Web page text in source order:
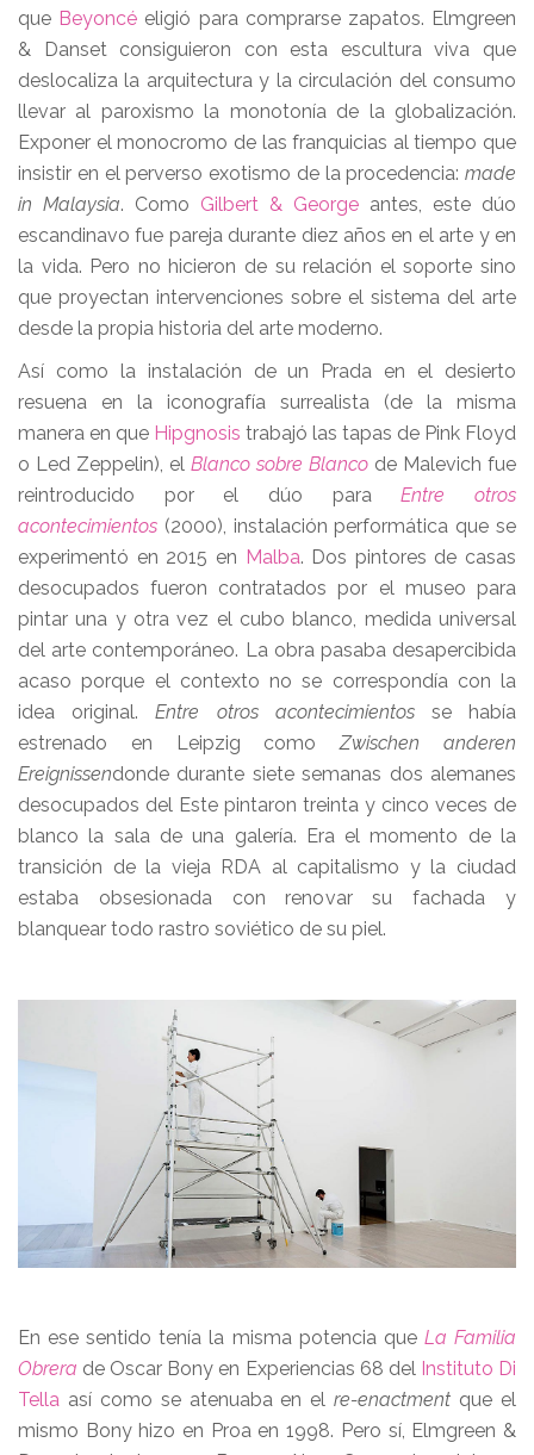
que Beyoncé eligió para comprarse zapatos. Elmgreen
& Danset consiguieron con esta escultura viva que
deslocaliza la arquitectura y la circulación del consumo
llevar al paroxismo la monotonía de la globalización.
Exponer el monocromo de las franquicias al tiempo que
insistir en el perverso exotismo de la procedencia: made
in Malaysia. Como Gilbert & George antes, este dúo
escandinavo fue pareja durante diez años en el arte y en
la vida. Pero no hicieron de su relación el soporte sino
que proyectan intervenciones sobre el sistema del arte
desde la propia historia del arte moderno.
Así como la instalación de un Prada en el desierto
resuena en la iconografía surrealista (de la misma
manera en que Hipgnosis trabajó las tapas de Pink Floyd
o Led Zeppelin), el Blanco sobre Blanco de Malevich fue
reintroducido por el dúo paraEntre otros
acontecimientos (2000), instalación performática que se
experimentó en 2015 en Malba. Dos pintores de casas
desocupados fueron contratados por el museo para
pintar una y otra vez el cubo blanco, medida universal
del arte contemporáneo. La obra pasaba desapercibida
acaso porque el contexto no se correspondía con la
idea original.Entre otros acontecimientos se había
estrenado en Leipzig comoZwischen anderen
Ereignissendonde durante siete semanas dos alemanes
desocupados del Este pintaron treinta y cinco veces de
blanco la sala de una galería. Era el momento de la
transición de la vieja RDA al capitalismo y la ciudad
estaba obsesionada con renovar su fachada y
blanquear todo rastro soviético de su piel.
En ese sentido tenía la misma potencia que La Familia
Obrera de Oscar Bony en Experiencias 68 del Instituto Di
Tella así como se atenuaba en elre-enactment que el
mismo Bony hizo en Proa en 1998. Pero sí, Elmgreen &